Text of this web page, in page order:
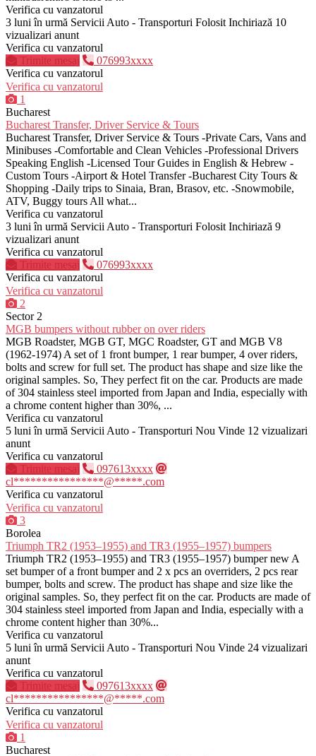
Verifica cu vanzatorul
3 luni în urmă Servicii Auto - Transporturi Folosit Inchiriază 10
vizualizari anunt
Verifica cu vanzatorul
Trimite mesaj
076993xxxx
Verifica cu vanzatorul
Verifica cu vanzatorul
1
Bucharest
Bucharest Transfer, Driver Service & Tours
Bucharest Transfer, Driver Service & Tours -Private Cars, Vans and
Minibuses -Comfortable and Clean Vehicles -Professional Drivers
Speaking English -Licensed Tour Guides in English & Hebrew -
Custom Tours -Airport & Hotel Transfer -Bucharest City Tours &
Shopping -Daily trips to Sinaia, Bran, Brasov, etc. -Snowmobile,
ATV, Buggy tours All what...
Verifica cu vanzatorul
3 luni în urmă Servicii Auto - Transporturi Folosit Inchiriază 9
vizualizari anunt
Verifica cu vanzatorul
Trimite mesaj
076993xxxx
Verifica cu vanzatorul
Verifica cu vanzatorul
2
Sector 2
MGB bumpers without rubber on over riders
MGB Roadster, MGB GT, MGC Roadster, GT and MGB V8
(1962-1974) A set of 1 front bumper, 1 rear bumper, 4 over riders,
bolts and screw for full set. The product has shape and size like the
original samples. So, They perfect fit on the car. Products are made
of 304 stainless steel imported from Japan and India, especially with
a chrome content higher than 30%, ...
Verifica cu vanzatorul
5 luni în urmă Servicii Auto - Transporturi Nou Vinde 12 vizualizari
anunt
Verifica cu vanzatorul
Trimite mesaj
097613xxxx
cl****************@*****.com
Verifica cu vanzatorul
Verifica cu vanzatorul
3
Borolea
Triumph TR2 (1953–1955) and TR3 (1955–1957) bumpers
Triumph TR2 (1953–1955) and TR3 (1955–1957) bumper new A
set bumper of a front bumper and 2 x pcs an overriders, 2 pcs rear
bumper, bolts and screw. The product has shape and size like the
original samples. So, they perfect fit on the car. Products are made of
304 stainless steel imported from Japan and India, especially with a
chrome content higher than 30%...
Verifica cu vanzatorul
5 luni în urmă Servicii Auto - Transporturi Nou Vinde 24 vizualizari
anunt
Verifica cu vanzatorul
Trimite mesaj
097613xxxx
cl****************@*****.com
Verifica cu vanzatorul
Verifica cu vanzatorul
1
Bucharest